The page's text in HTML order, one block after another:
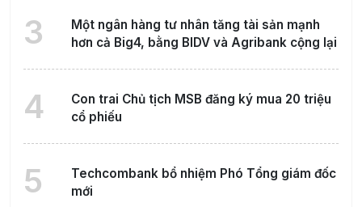
3
Một ngân hàng tư nhân tăng tài sản mạnh
hơn cả Big4, bằng BIDV và Agribank cộng lại
4
Con trai Chủ tịch MSB đăng ký mua 20 triệu
cổ phiếu
5
Techcombank bổ nhiệm Phó Tổng giám đốc
mới